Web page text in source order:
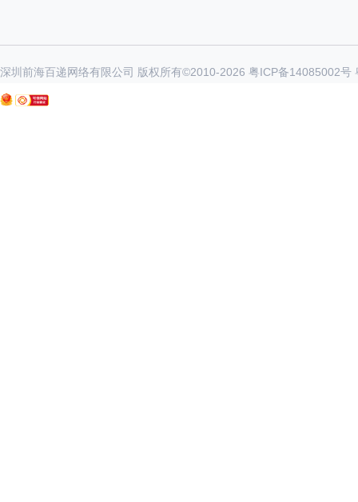
深圳前海百递网络有限公司 版权所有©2010-2026 粤ICP备14085002号